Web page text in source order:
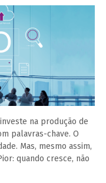
na produção de
palavras-chave. O
Mas, mesmo assim,
quando cresce, não